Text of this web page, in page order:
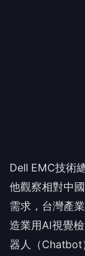
Dell EMC技術
他觀察相對中
需求，台灣產
造業用AI視覺
器人（Chatbot